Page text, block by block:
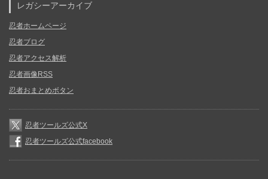
レガシーアーカイブ
忍者ホームページ
忍者ブログ
忍者アクセス解析
忍者画像RSS
忍者おまとめボタン
忍者ツールズ公式X
忍者ツールズ公式facebook